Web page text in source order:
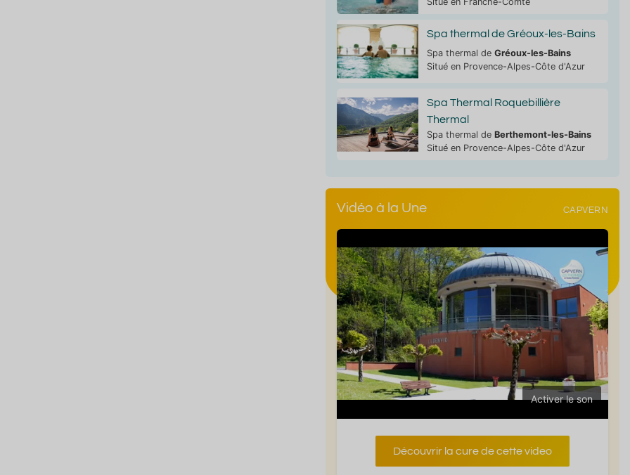
Spa thermal de Gréoux-les-Bains
Spa thermal de Gréoux-les-Bains
Situé en Provence-Alpes-Côte d'Azur
Spa Thermal Roquebillière
Thermal
Spa thermal de Berthemont-les-Bains
Situé en Provence-Alpes-Côte d'Azur
Vidéo à la Une CAPVERN
Activer le son
Découvrir la cure de cette video